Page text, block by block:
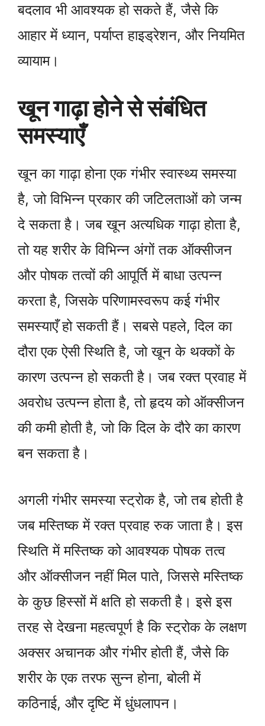
बदलाव भी आवश्यक हो सकते हैं, जैसे कि
आहार में ध्यान, पर्याप्त हाइड्रेशन, और नियमित
व्यायाम।
खून गाढ़ा होने से संबंधित
समस्याएँ
खून का गाढ़ा होना एक गंभीर स्वास्थ्य समस्या
है, जो विभिन्न प्रकार की जटिलताओं को जन्म
दे सकता है। जब खून अत्यधिक गाढ़ा होता है,
तो यह शरीर के विभिन्न अंगों तक ऑक्सीजन
और पोषक तत्वों की आपूर्ति में बाधा उत्पन्न
करता है, जिसके परिणामस्वरूप कई गंभीर
समस्याएँ हो सकती हैं। सबसे पहले, दिल का
दौरा एक ऐसी स्थिति है, जो खून के थक्कों के
कारण उत्पन्न हो सकती है। जब रक्त प्रवाह में
अवरोध उत्पन्न होता है, तो हृदय को ऑक्सीजन
की कमी होती है, जो कि दिल के दौरे का कारण
बन सकता है।
अगली गंभीर समस्या स्ट्रोक है, जो तब होती है
जब मस्तिष्क में रक्त प्रवाह रुक जाता है। इस
स्थिति में मस्तिष्क को आवश्यक पोषक तत्व
और ऑक्सीजन नहीं मिल पाते, जिससे मस्तिष्क
के कुछ हिस्सों में क्षति हो सकती है। इसे इस
तरह से देखना महत्वपूर्ण है कि स्ट्रोक के लक्षण
अक्सर अचानक और गंभीर होती हैं, जैसे कि
शरीर के एक तरफ सुन्न होना, बोली में
कठिनाई, और दृष्टि में धुंधलापन।